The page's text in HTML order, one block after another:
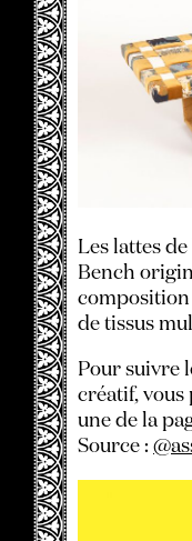
Les lattes
Bench
de tissus
Pour suivre
créatif, vous
une de la
Source :